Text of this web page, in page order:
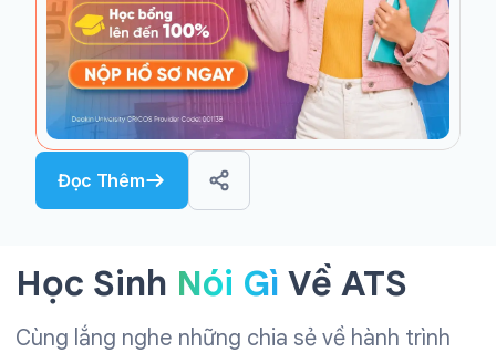
Đọc Thêm
Học Sinh Nói Gì Về ATS
Cùng lắng nghe những chia sẻ về hành trình